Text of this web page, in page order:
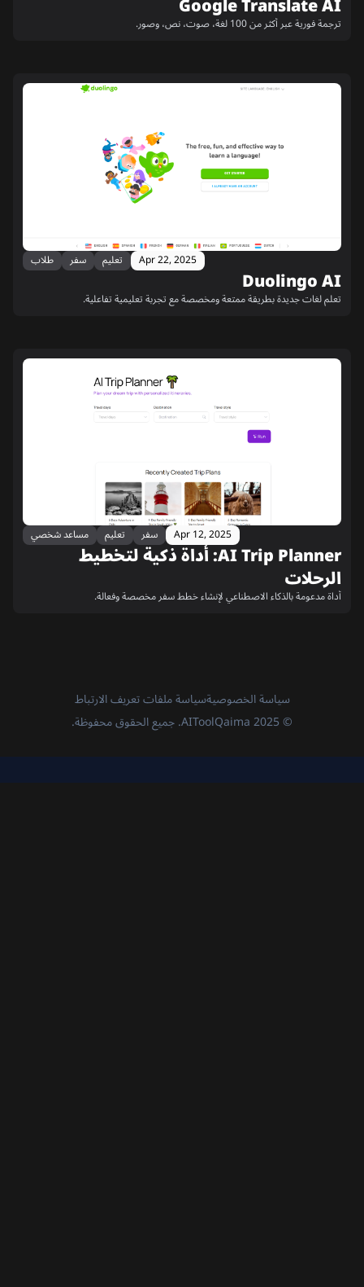
ترجمة فورية عبر أكثر من 100 لغة، صوت، نص، وصور.
Apr 22, 2025 تعليم سفر طلاب
Duolingo AI
تعلم لغات جديدة بطريقة ممتعة ومخصصة مع تجربة تعليمية تفاعلية.
Apr 12, 2025 سفر تعليم مساعد شخصي
AI Trip Planner: أداة ذكية لتخطيط
الرحلات
أداة مدعومة بالذكاء الاصطناعي لإنشاء خطط سفر مخصصة وفعالة.
سياسة الخصوصيةسياسة ملفات تعريف الارتباط
© 2025 AIToolQaima. جميع الحقوق محفوظة.